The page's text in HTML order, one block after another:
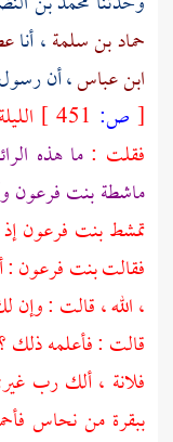
حماد بن سلمة، أنا
ابن عباس، أن
[ ص:
فقلت : ما هذه
ماشطة بنت فرعون
تمشط بنت فرعون
فقالت بنت فرعون
، الله ، قالت : وإن
قالت : فأعلمه ذلك
فلانة ، ألك رب
ببقرة من نحاس